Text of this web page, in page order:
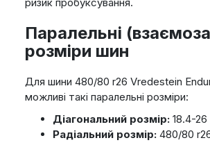
Паралельні
розміри шин
Для шини 480/80 r26 Vredestein
можливі такі паралельні розміри:
Діагональний розмір:18.4-26
Радіальний розмір:480/80